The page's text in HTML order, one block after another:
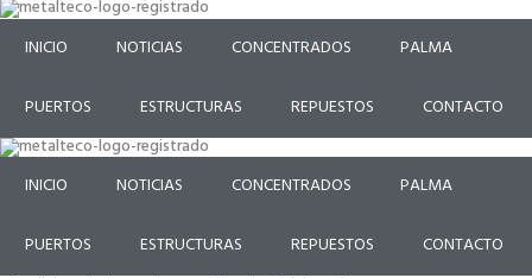
INICIO NOTICIAS CONCENTRADOS PALMA
PUERTOS ESTRUCTURAS REPUESTOS CONTACTO
INICIO NOTICIAS CONCENTRADOS PALMA
PUERTOS ESTRUCTURAS REPUESTOS CONTACTO